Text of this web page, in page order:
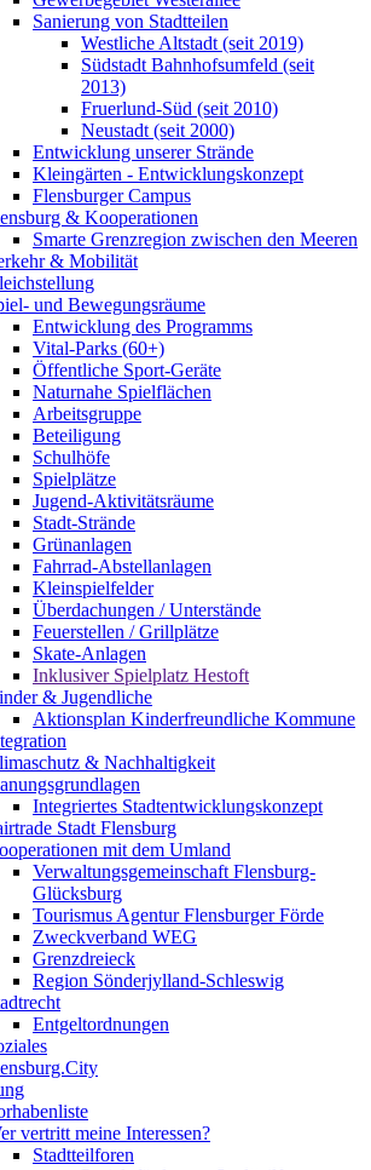
Sanierung von Stadtteilen
Westliche Altstadt (seit 2019)
Südstadt Bahnhofsumfeld (seit
2013)
Fruerlund-Süd (seit 2010)
Neustadt (seit 2000)
Entwicklung unserer Strände
Kleingärten - Entwicklungskonzept
Flensburger Campus
& Kooperationen
Smarte Grenzregion zwischen den Meeren
& Mobilität
und Bewegungsräume
Entwicklung des Programms
Vital-Parks (60+)
Öffentliche Sport-Geräte
Naturnahe Spielflächen
Arbeitsgruppe
Beteiligung
Schulhöfe
Spielplätze
Jugend-Aktivitätsräume
Stadt-Strände
Grünanlagen
Fahrrad-Abstellanlagen
Kleinspielfelder
Überdachungen / Unterstände
Feuerstellen / Grillplätze
Skate-Anlagen
Inklusiver Spielplatz Hestoft
& Jugendliche
Aktionsplan Kinderfreundliche Kommune
& Nachhaltigkeit
Integriertes Stadtentwicklungskonzept
Stadt Flensburg
mit dem Umland
Verwaltungsgemeinschaft Flensburg-
Glücksburg
Tourismus Agentur Flensburger Förde
Zweckverband WEG
Grenzdreieck
Region Sönderjylland-Schleswig
Entgeltordnungen
vertritt meine Interessen?
Stadtteilforen